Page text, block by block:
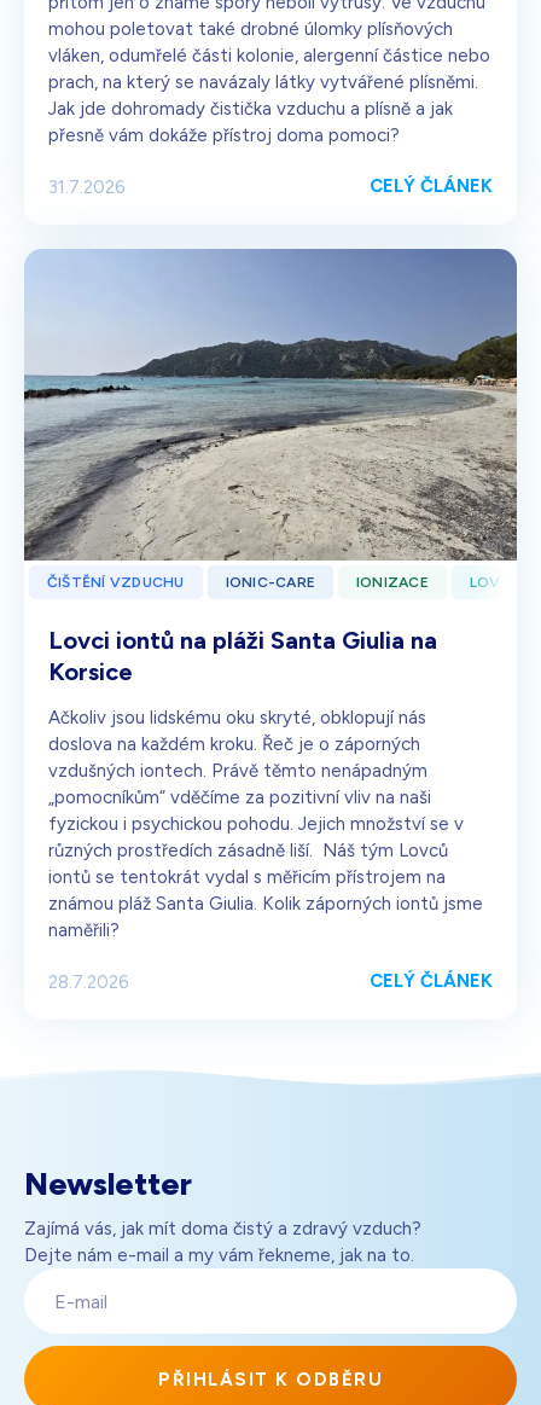
mohou poletovat také drobné úlomky plísňových
vláken, odumřelé části kolonie, alergenní částice nebo
prach, na který se navázaly látky vytvářené plísněmi.
Jak jde dohromady čistička vzduchu a plísně a jak
přesně vám dokáže přístroj doma pomoci?
31.7.2026 CELÝ ČLÁNEK
ČIŠTĚNÍ VZDUCHU IONIC-CARE IONIZACE LOVCI
Lovci iontů na pláži Santa Giulia na
Korsice
Ačkoliv jsou lidskému oku skryté, obklopují nás
doslova na každém kroku. Řeč je o záporných
vzdušných iontech. Právě těmto nenápadným
„pomocníkům“ vděčíme za pozitivní vliv na naši
fyzickou i psychickou pohodu. Jejich množství se v
různých prostředích zásadně liší. Náš tým Lovců
iontů se tentokrát vydal s měřicím přístrojem na
známou pláž Santa Giulia. Kolik záporných iontů jsme
naměřili?
28.7.2026 CELÝ ČLÁNEK
Newsletter
Zajímá vás, jak mít doma čistý a zdravý vzduch?
Dejte nám e-mail a my vám řekneme, jak na to.
PŘIHLÁSIT K ODBĚRU